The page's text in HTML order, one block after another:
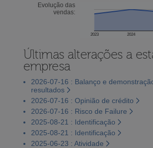
Evolução das
vendas:
2023 2024
Últimas alterações a
empresa
2026-07-16 : Balanço e
resultados
2026-07-16 : Opinião de crédito
2026-07-16 : Risco de Failure
2025-08-21 : Identificação
2025-08-21 : Identificação
2025-06-23 : Atividade